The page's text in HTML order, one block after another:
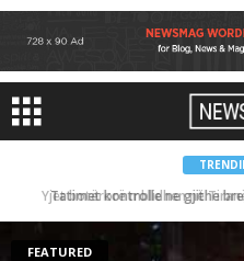
Yjet botërorë mblidhen në Tiranë.
FEATURED